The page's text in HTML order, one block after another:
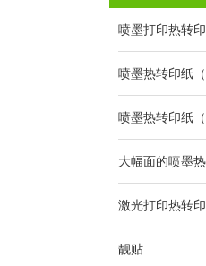
喷墨打印热转
喷墨热转印纸（
喷墨热转印纸（
大幅面的喷墨
激光打印热转
靓贴